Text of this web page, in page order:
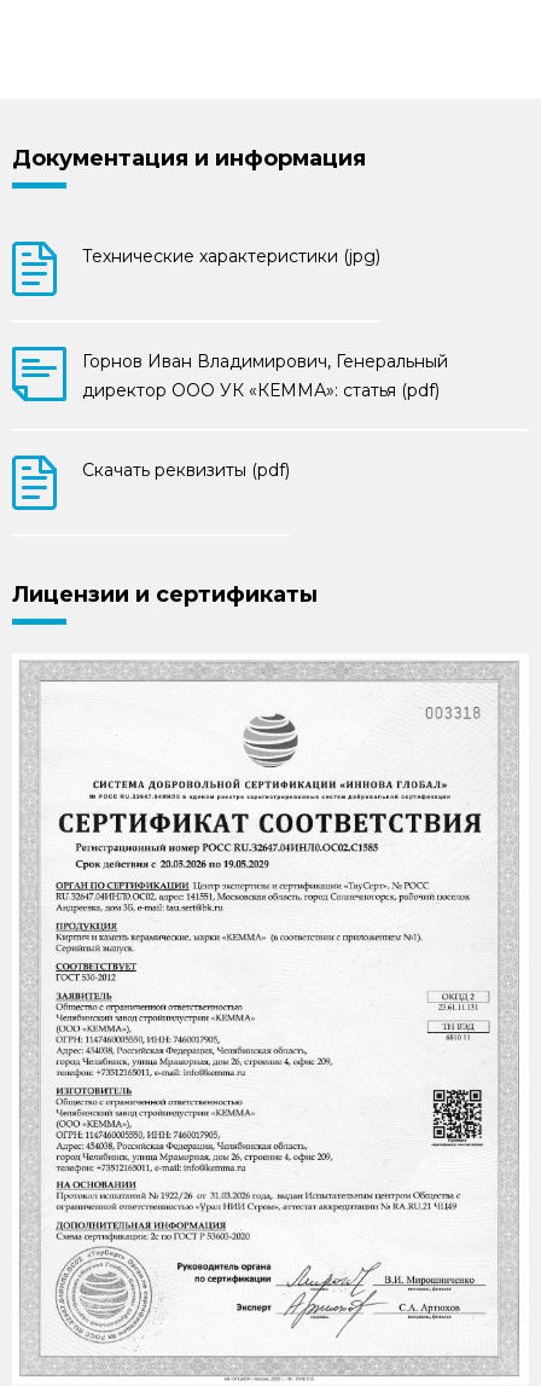
Документация и информация
Технические характеристики (jpg)
Горнов Иван Владимирович, Генеральный
директор ООО УК «КЕММА»: статья (pdf)
Скачать реквизиты (pdf)
Лицензии и сертификаты